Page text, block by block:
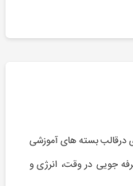
درقالب بسته های آموزشی
جویی در وقت، انرژی و